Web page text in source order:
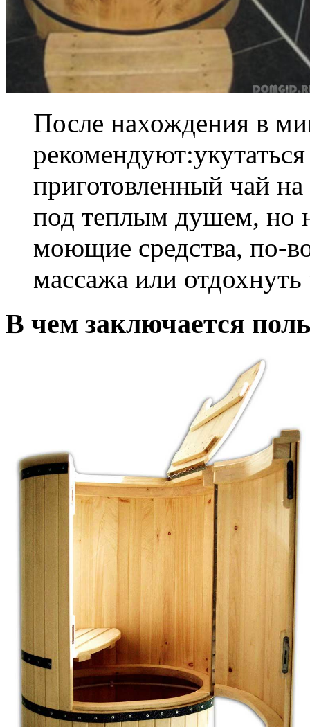
После нахождения в
приготовленный чай
под теплым душем, но
моющие средства, по-
массажа или отдохнуть
В чем заключается